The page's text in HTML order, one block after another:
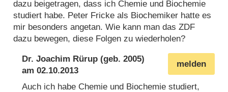
dazu beigetragen, dass ich Chemie und Biochemie
studiert habe. Peter Fricke als Biochemiker hatte es
mir besonders angetan. Wie kann man das ZDF
dazu bewegen, diese Folgen zu wiederholen?
melden
Dr. Joachim Rürup (geb. 2005)
am02.10.2013
Auch ich habe Chemie und Biochemie studiert,